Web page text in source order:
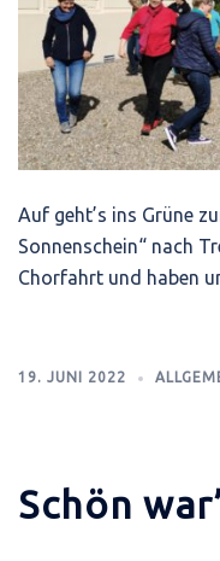
Auf geht’s ins Grüne
Sonnenschein“ nach
Chorfahrt und haben
19. JUNI 2022
Schön